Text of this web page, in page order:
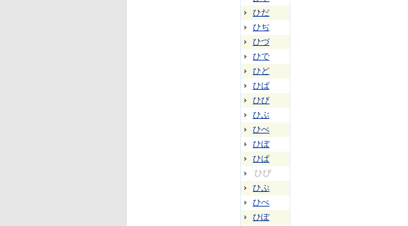
ひだ
ひぢ
ひづ
ひで
ひど
ひば
ひび
ひぶ
ひべ
ひぼ
ひぱ
ひぴ
ひぷ
ひぺ
ひぽ